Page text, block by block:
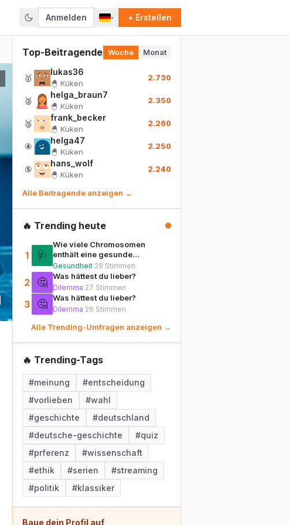
Anmelden ▾ + Erstellen
Top-Beitragende Woche Monat
🥇
lukas36
🐣 Küken
2.730
🥈
helga_braun7
🐣 Küken
2.350
🥉
frank_becker
🐣 Küken
2.260
④
helga47
🐣 Küken
2.250
⑤
hans_wolf
🐣 Küken
2.240
Alle Beitragende anzeigen →
🔥 Trending heute
1 🩺
Wie viele Chromosomen
enthält eine gesunde
menschliche Körperzelle?
Gesundheit 28 Stimmen
2 🤔 Was hättest du lieber?
Dilemma 27 Stimmen
3 🤔 Was hättest du lieber?
Dilemma 26 Stimmen
Alle Trending-Umfragen anzeigen →
🔥 Trending-Tags
#meinung #entscheidung
#vorlieben #wahl
#geschichte #deutschland
#deutsche-geschichte #quiz
#prferenz #wissenschaft
#ethik #serien #streaming
#politik #klassiker
Baue dein Profil auf